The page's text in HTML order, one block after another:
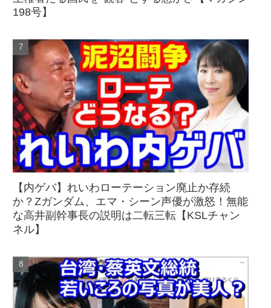
198号】
【内ゲバ】れいわローテーション廃止か存続
か？Zガンダム、エマ・シーン声優が激怒！無能
な高井副幹事長の説明は二転三転【KSLチャン
ネル】